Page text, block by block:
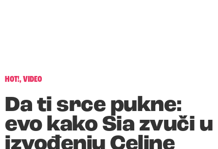
HOT!,VIDEO
Da ti srce pukne:
evo kako Sia zvuči u
izvođenju Celine